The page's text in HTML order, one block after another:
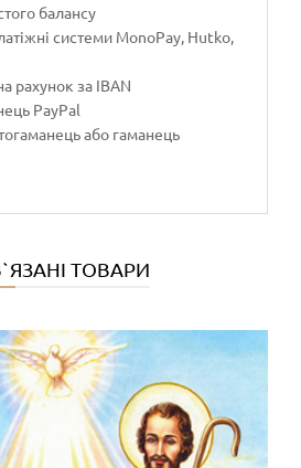
балансу
системи MonoPay, Hutko,
рахунок за IBAN
PayPal
або гаманець
ТОВАРИ